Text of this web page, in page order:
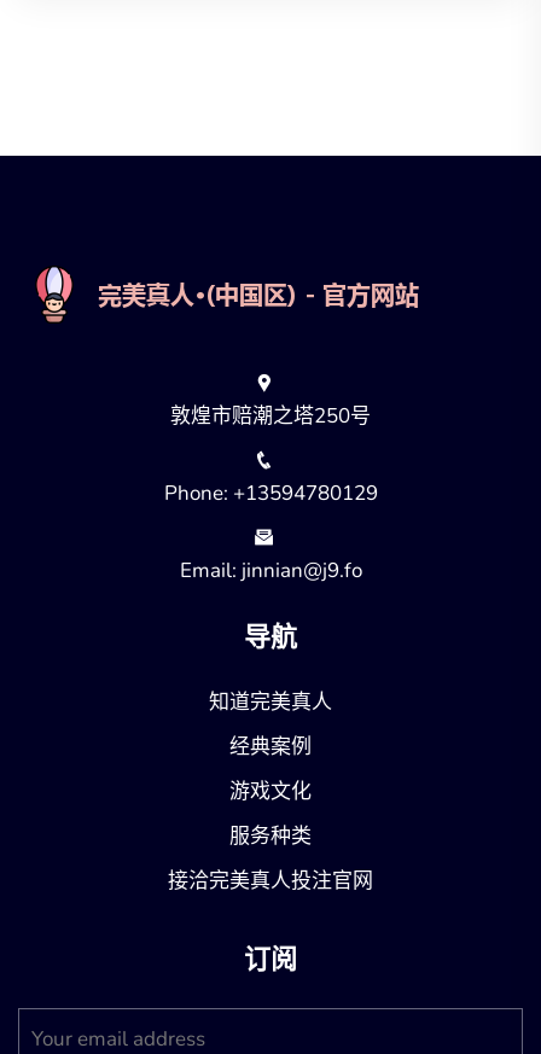
敦煌市赔潮之塔250号
Phone: +13594780129
Email: jinnian@j9.fo
导航
知道完美真人
经典案例
游戏文化
服务种类
接洽完美真人投注官网
订阅